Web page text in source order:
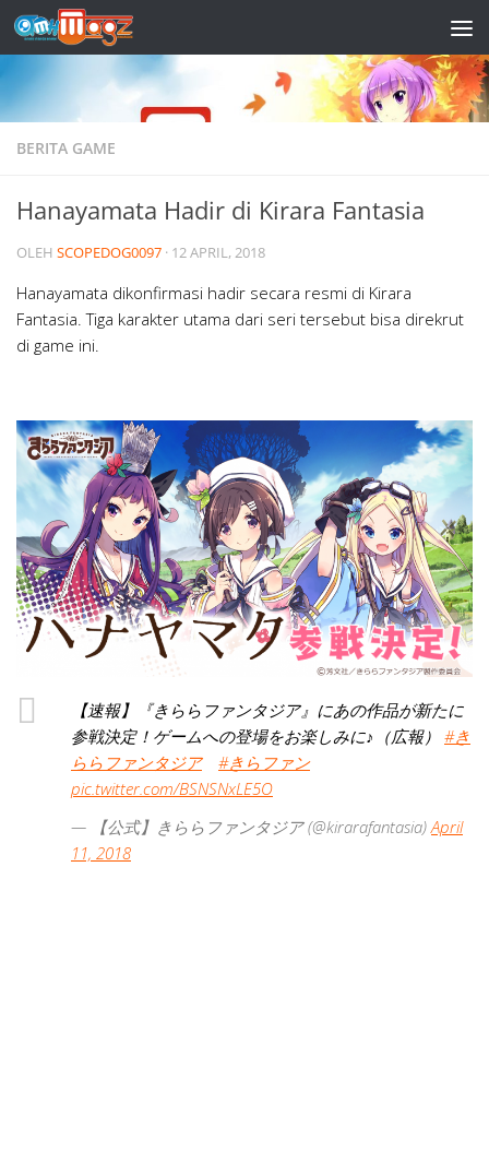
Skip to content
BERITA GAME
Hanayamata Hadir di Kirara Fantasia
OLEH SCOPEDOG0097 · 12 APRIL, 2018
Hanayamata dikonfirmasi hadir secara resmi di Kirara
Fantasia. Tiga karakter utama dari seri tersebut bisa direkrut
di game ini.
【速報】『きららファンタジア』にあの作品が新たに
参戦決定！ゲームへの登場をお楽しみに♪（広報） #き
ららファンタジア
#きらファン
pic.twitter.com/BSNSNxLE5O
— 【公式】きららファンタジア (@kirarafantasia)April
11, 2018